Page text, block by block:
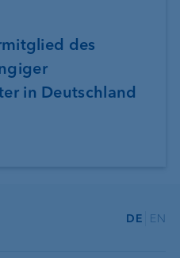
des
in Deutschland
DE EN